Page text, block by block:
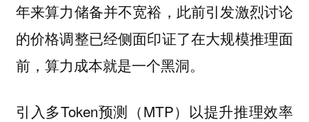
年来算力储备并不宽裕，此前引发激烈讨论
的价格调整已经侧面印证了在大规模推理面
前，算力成本就是一个黑洞。
引入多Token预测（MTP）以提升推理效率